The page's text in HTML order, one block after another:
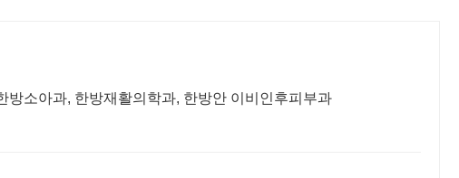
방소아과, 한방재활의학과, 한방안 이비인후피부과